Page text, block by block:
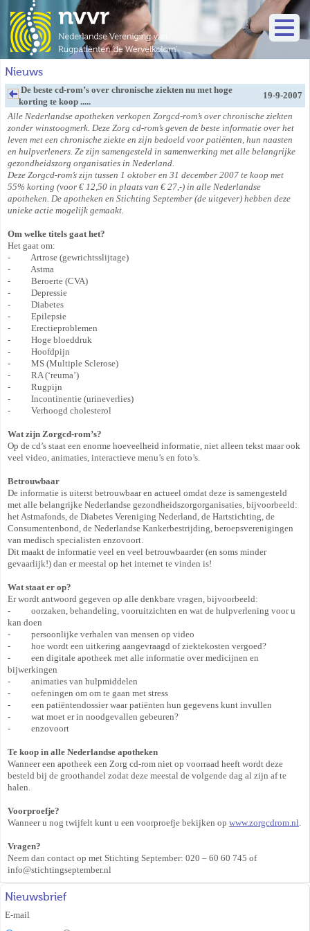
Nieuws
De beste cd-rom’s over chronische ziekten nu met hoge
korting te koop .....
19-9-2007
Alle Nederlandse apotheken verkopen Zorgcd-rom’s over chronische ziekten
zonder winstoogmerk. Deze Zorg cd-rom’s geven de beste informatie over het
leven met een chronische ziekte en zijn bedoeld voor patiënten, hun naasten
en hulpverleners. Ze zijn samengesteld in samenwerking met alle belangrijke
gezondheidszorg organisaties in Nederland.
Deze Zorgcd-rom’s zijn tussen 1 oktober en 31 december 2007 te koop met
55% korting (voor € 12,50 in plaats van € 27,-) in alle Nederlandse
apotheken. De apotheken en Stichting September (de uitgever) hebben deze
unieke actie mogelijk gemaakt.
Om welke titels gaat het?
Het gaat om:
- Artrose (gewrichtsslijtage)
- Astma
- Beroerte (CVA)
- Depressie
- Diabetes
- Epilepsie
- Erectieproblemen
- Hoge bloeddruk
- Hoofdpijn
- MS (Multiple Sclerose)
- RA (‘reuma’)
- Rugpijn
- Incontinentie (urineverlies)
- Verhoogd cholesterol
Wat zijn Zorgcd-rom’s?
Op de cd’s staat een enorme hoeveelheid informatie, niet alleen tekst maar ook
veel video, animaties, interactieve menu’s en foto’s.
Betrouwbaar
De informatie is uiterst betrouwbaar en actueel omdat deze is samengesteld
met alle belangrijke Nederlandse gezondheidszorgorganisaties, bijvoorbeeld:
het Astmafonds, de Diabetes Vereniging Nederland, de Hartstichting, de
Consumentenbond, de Nederlandse Kankerbestrijding, beroepsverenigingen
van medisch specialisten enzovoort.
Dit maakt de informatie veel en veel betrouwbaarder (en soms minder
gevaarlijk!) dan er meestal op het internet te vinden is!
Wat staat er op?
Er wordt antwoord gegeven op alle denkbare vragen, bijvoorbeeld:
- oorzaken, behandeling, vooruitzichten en wat de hulpverlening voor u
kan doen
- persoonlijke verhalen van mensen op video
- hoe wordt een uitkering aangevraagd of ziektekosten vergoed?
- een digitale apotheek met alle informatie over medicijnen en
bijwerkingen
- animaties van hulpmiddelen
- oefeningen om om te gaan met stress
- een patiëntendossier waar patiënten hun gegevens kunt invullen
- wat moet er in noodgevallen gebeuren?
- enzovoort
Te koop in alle Nederlandse apotheken
Wanneer een apotheek een Zorg cd-rom niet op voorraad heeft wordt deze
besteld bij de groothandel zodat deze meestal de volgende dag al zijn af te
halen.
Voorproefje?
Wanneer u nog twijfelt kunt u een voorproefje bekijken op www.zorgcdrom.nl.
Vragen?
Neem dan contact op met Stichting September: 020 – 60 60 745 of
info@stichtingseptember.nl
Nieuwsbrief
E-mail